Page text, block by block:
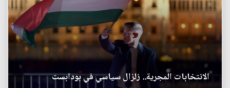
الانتخابات المجرية.. زلزال سياسي في بودابست